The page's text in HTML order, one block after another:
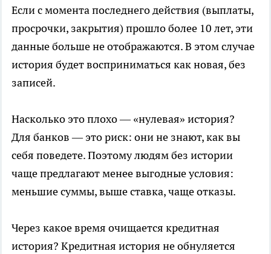
Если с момента последнего действия (выплаты,
просрочки, закрытия) прошло более 10 лет, эти
данные больше не отображаются. В этом случае
история будет восприниматься как новая, без
записей.
Насколько это плохо — «нулевая» история?
Для банков — это риск: они не знают, как вы
себя поведете. Поэтому людям без истории
чаще предлагают менее выгодные условия:
меньшие суммы, выше ставка, чаще отказы.
Через какое время очищается кредитная
история? Кредитная история не обнуляется